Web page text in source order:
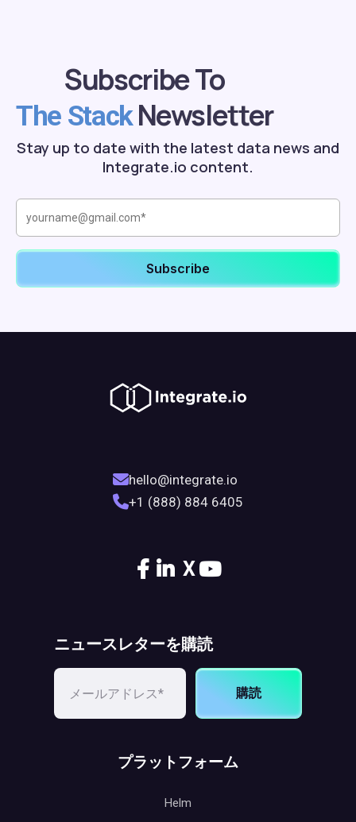
Subscribe To
The StackNewsletter
Stay up to date with the latest data news and
Integrate.io content.
hello@integrate.io
+1 (888) 884 6405
X
ニュースレターを購読
購読
プラットフォーム
Helm